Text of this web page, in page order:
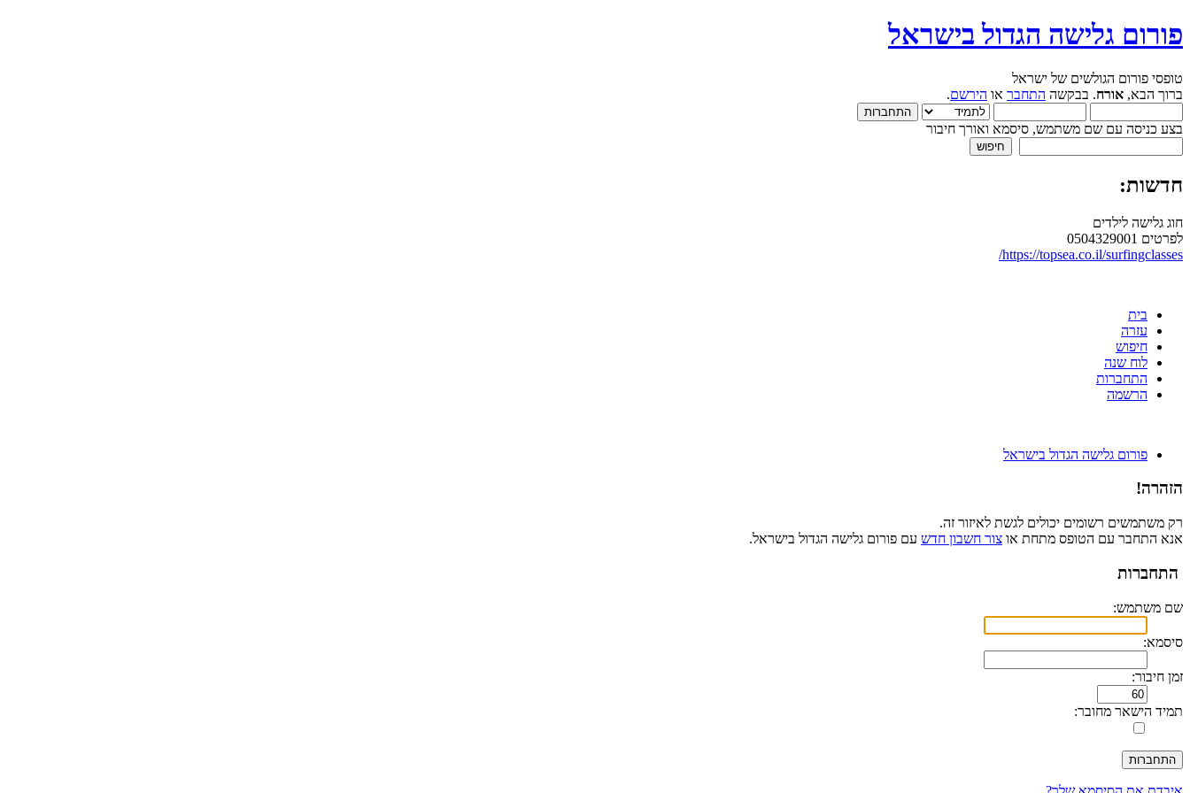
פורום גלישה הגדול בישראל
טופסי פורום הגולשים של ישראל
ברוך הבא, אורח. בבקשה התחבר או הירשם.
בצע כניסה עם שם משתמש, סיסמא ואורך חיבור
חדשות:
חוג גלישה לילדים
לפרטים 0504329001
https://topsea.co.il/surfingclasses/
בית
עזרה
חיפוש
לוח שנה
התחברות
הרשמה
פורום גלישה הגדול בישראל
הזהרה!
רק משתמשים רשומים יכולים לגשת לאיזור זה.
אנא התחבר עם הטופס מתחת או צור חשבון חדש עם פורום גלישה הגדול בישראל.
התחברות
שם משתמש:
סיסמא:
זמן חיבור:
תמיד הישאר מחובר: